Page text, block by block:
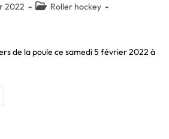
2022
Post Roller hockey
de la poule ce samedi 5 février 2022 à